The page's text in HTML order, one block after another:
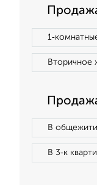
Вторичное
В
В 3‑к